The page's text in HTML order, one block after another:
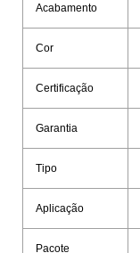
Acabamento
Cor
Certificação
Garantia
Tipo
Aplicação
Pacote